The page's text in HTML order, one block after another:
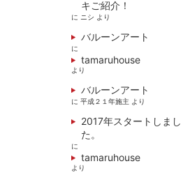
キご紹介！
に ニシ より
バルーンアート
に
tamaruhouse
より
バルーンアート
に 平成２１年施主 より
2017年スタートしまし
た。
に
tamaruhouse
より